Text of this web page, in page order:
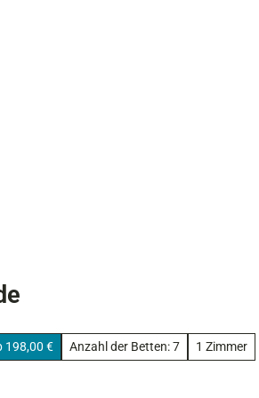
198,00 € Anzahl der Betten: 7 1 Zimmer